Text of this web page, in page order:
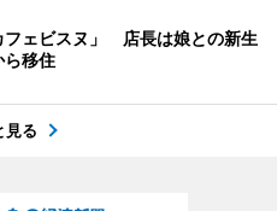
フェビスヌ」 店長は娘との新生
ら移住
見る